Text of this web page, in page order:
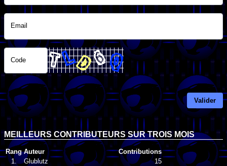
Email
Code
Valider
MEILLEURS CONTRIBUTEURS SUR TROIS MOIS
Rang Auteur
Contributions
1.
Glublutz
15